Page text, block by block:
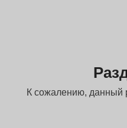
К сожалению, данный